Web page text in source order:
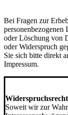
Bei Fragen zur
oder Löschung von
oder Widerspruch
Sie sich bitte direkt
Impressum.
Widerspruchsrecht
Soweit wir zur